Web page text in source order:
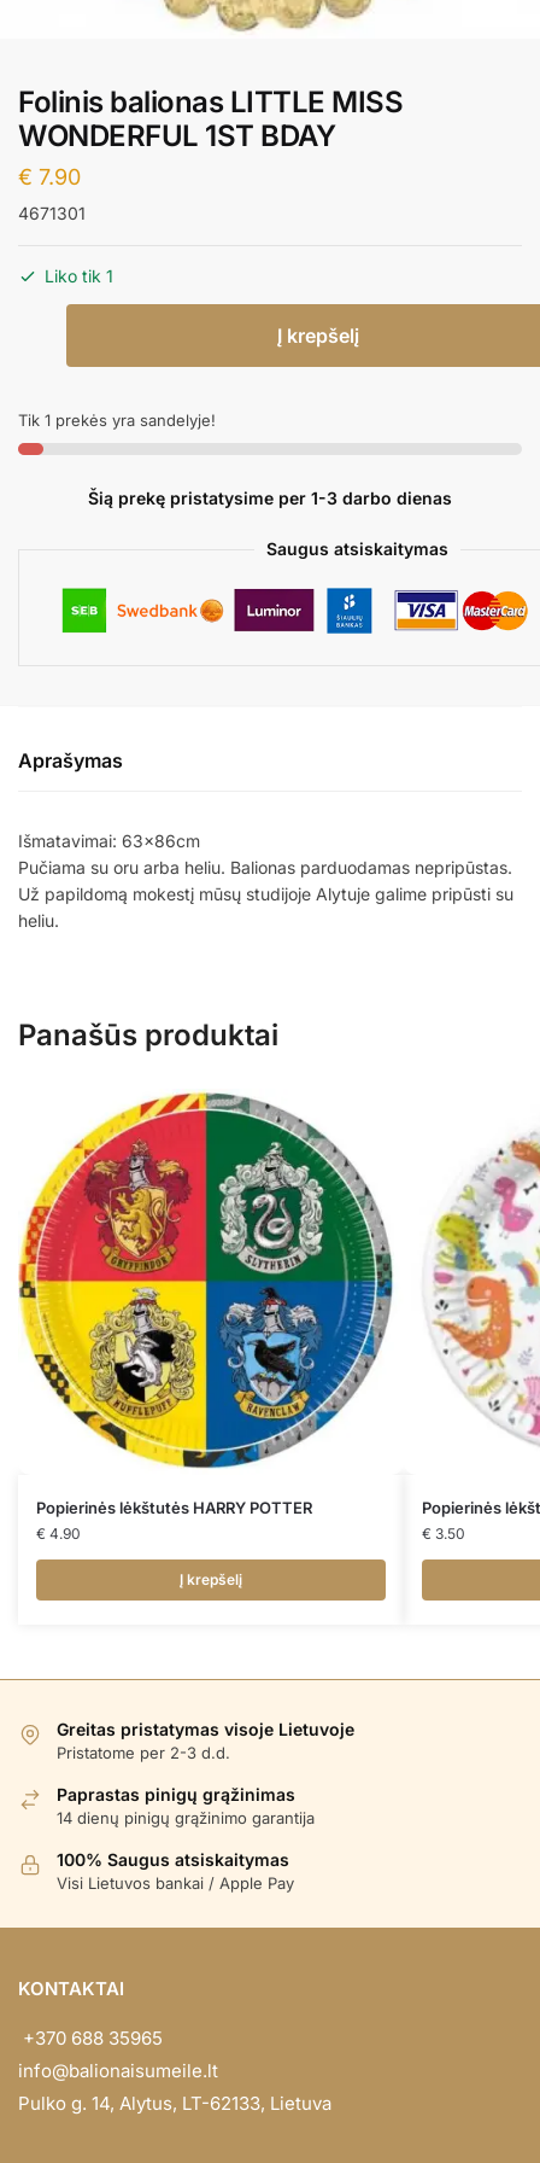
Folinis balionas LITTLE MISS
WONDERFUL 1ST BDAY
€ 7.90
4671301
Liko tik 1
LITTLE
MISS
WONDERFUL
Į krepšelį
Tik 1 prekės yra sandelyje!
Šią prekę pristatysime per 1-3 darbo dienas
Saugus atsiskaitymas
Aprašymas
Išmatavimai: 63x86cm
Pučiama su oru arba heliu. Balionas parduodamas nepripūstas.
Už papildomą mokestį mūsų studijoje Alytuje galime pripūsti su
heliu.
Panašūs produktai
Popierinės lėkštutės HARRY POTTER
€ 4.90
Į krepšelį
Popierinės
€ 3.50
Greitas pristatymas visoje Lietuvoje
Pristatome per 2-3 d.d.
Paprastas pinigų grąžinimas
14 dienų pinigų grąžinimo garantija
100% Saugus atsiskaitymas
Visi Lietuvos bankai / Apple Pay
KONTAKTAI
+370 688 35965
info@balionaisumeile.lt
Pulko g. 14, Alytus, LT-62133, Lietuva